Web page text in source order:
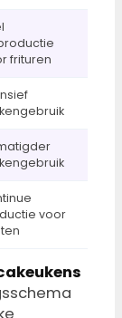
frituren
voor